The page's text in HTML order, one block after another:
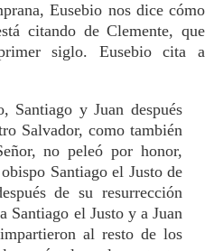
Eusebio nos dice cómo
citando de Clemente, que
siglo. Eusebio cita a
Santiago y Juan después
Salvador, como también
no peleó por honor,
Santiago el Justo de
de su resurrección
Santiago el Justo y a Juan
al resto de los